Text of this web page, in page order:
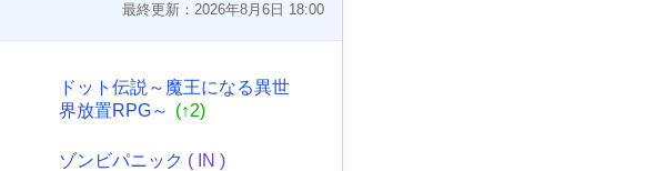
最終更新：2026年8月6日 18:00
ドット伝説～魔王になる異世
界放置RPG～ (↑2)
ゾンビパニック ( IN )